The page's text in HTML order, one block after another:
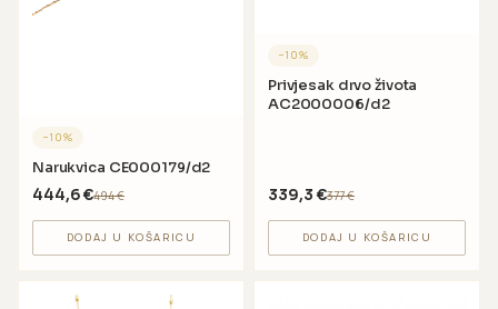
−10%
Narukvica CE000179/d2
444,6€494€
DODAJ U KOŠARICU
−10%
Privjesak drvo života
AC2000006/d2
339,3 €377€
DODAJ U KOŠARICU